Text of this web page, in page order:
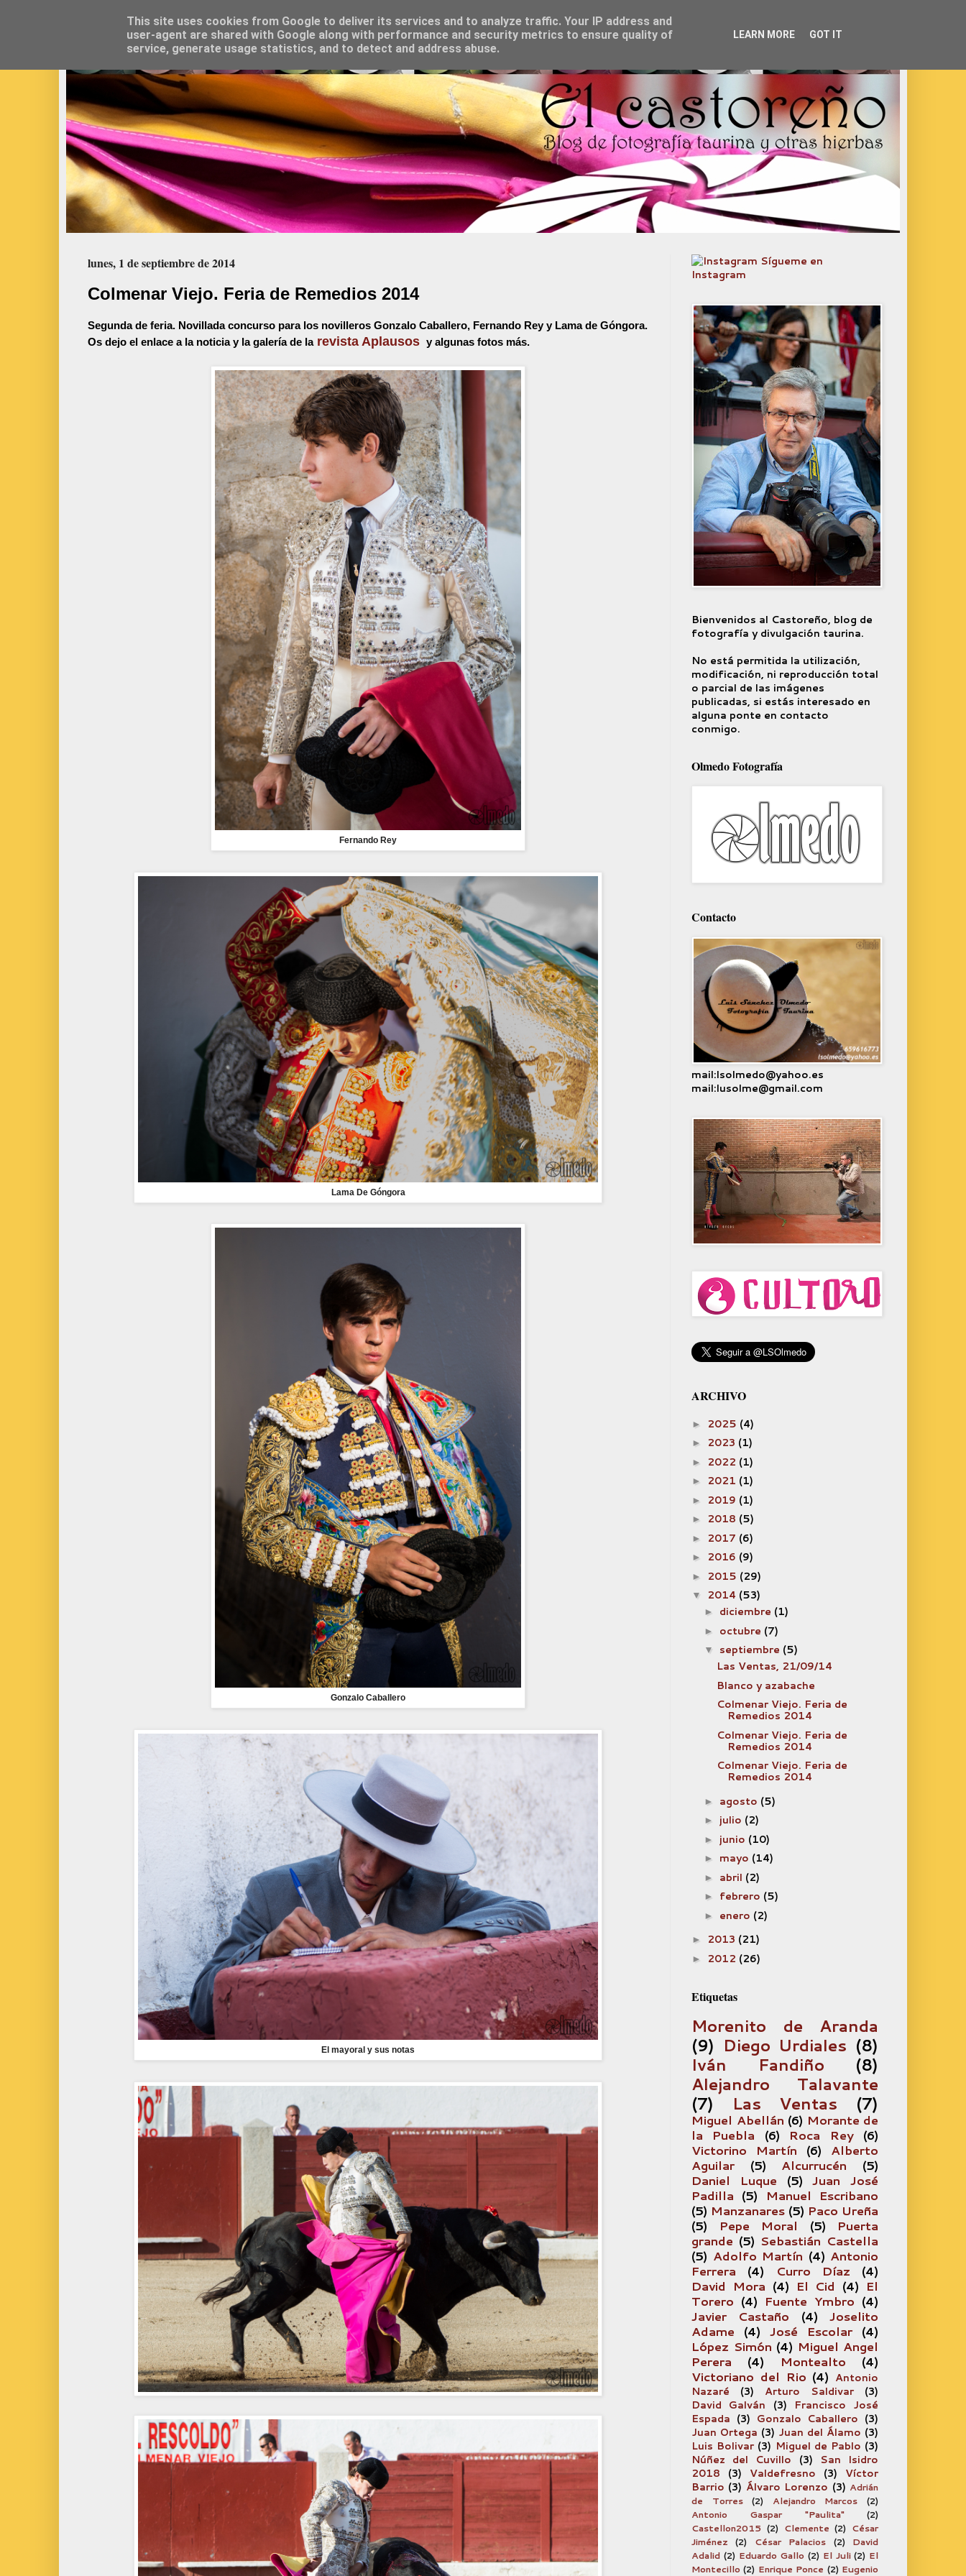
lunes, 1 de septiembre de 2014
Colmenar Viejo. Feria de Remedios 2014
Segunda de feria. Novillada concurso para los novilleros Gonzalo Caballero, Fernando Rey y Lama de Góngora.
Os dejo el enlace a la noticia y la galería de la revista Aplausos y algunas fotos más.
Fernando Rey
Lama De Góngora
Gonzalo Caballero
El mayoral y sus notas
Sígueme en
Instagram
Bienvenidos al Castoreño, blog de
fotografía y divulgación taurina.
No está permitida la utilización,
modificación, ni reproducción total
o parcial de las imágenes
publicadas, si estás interesado en
alguna ponte en contacto
conmigo.
Olmedo Fotografía
Contacto
mail:lsolmedo@yahoo.es
mail:lusolme@gmail.com
ARCHIVO
► 2025 (4)
► 2023 (1)
► 2022 (1)
► 2021 (1)
► 2019 (1)
► 2018 (5)
► 2017 (6)
► 2016 (9)
► 2015 (29)
▼ 2014 (53)
► diciembre (1)
► octubre (7)
▼ septiembre (5)
Las Ventas, 21/09/14
Blanco y azabache
Colmenar Viejo. Feria de
Remedios 2014
Colmenar Viejo. Feria de
Remedios 2014
Colmenar Viejo. Feria de
Remedios 2014
► agosto (5)
► julio (2)
► junio (10)
► mayo (14)
► abril (2)
► febrero (5)
► enero (2)
► 2013 (21)
► 2012 (26)
Etiquetas
Morenito de Aranda
(9) Diego Urdiales (8)
Iván Fandiño
(8)
Alejandro Talavante
(7)
Las Ventas (7)
Miguel Abellán (6) Morante de
la Puebla
(6) Roca Rey
(6)
Victorino Martín
(6)
Alberto
Aguilar
(5) Alcurrucén
(5)
Daniel Luque
(5)
Juan José
Padilla (5)
Manuel Escribano
(5) Manzanares (5) Paco Ureña
(5)
Pepe Moral (5)
Puerta
grande (5) Sebastián Castella
(5) Adolfo Martín (4) Antonio
Ferrera
(4) Curro Díaz
(4)
David Mora (4) El Cid (4) El
Torero (4) Fuente Ymbro (4)
Javier Castaño
(4)
Joselito
Adame
(4) José Escolar
(4)
López Simón (4) Miguel Angel
Perera
(4) Montealto
(4)
Victoriano del Rio (4) Antonio
Nazaré
(3) Arturo Saldivar
(3)
David Galván
(3)
Francisco José
Espada (3) Gonzalo Caballero (3)
Juan Ortega (3) Juan del Álamo (3)
Luis Bolivar (3) Miguel de Pablo (3)
Núñez del Cuvillo
(3)
San Isidro
2018
(3) Valdefresno (3)
Víctor
Barrio (3) Álvaro Lorenzo (3) Adrián
de Torres
(2) Alejandro Marcos
(2)
Antonio Gaspar "Paulita"
(2)
Castellon2015 (2) Clemente (2) César
Jiménez
(2) César Palacios (2)
David
Adalid (2) Eduardo Gallo (2) El Juli (2) El
Montecillo (2) Enrique Ponce (2) Eugenio
This site uses cookies from Google to deliver its services and to analyze traffic. Your IP address and
user-agent are shared with Google along with performance and security metrics to ensure quality of
service, generate usage statistics, and to detect and address abuse.
LEARN MORE GOT IT